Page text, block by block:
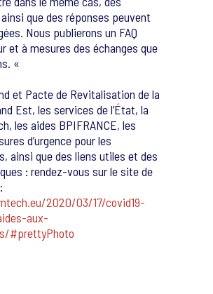
que des réponses peuvent
Nous publierons un FAQ
et à mesures des échanges que
«
et Pacte de Revitalisation de la
Est, les services de l’État, la
les aides BPIFRANCE, les
d’urgence pour les
ainsi que des liens utiles et des
: rendez-vous sur le site de
2020/03/17/covid19-
aux-
#prettyPhoto